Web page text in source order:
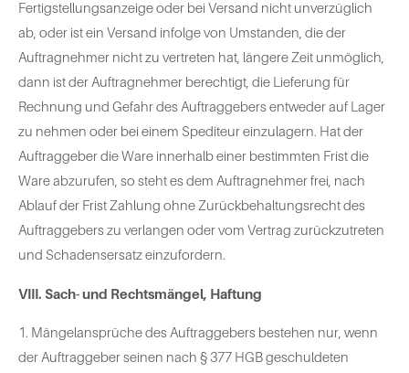
Fertigstellungsanzeige oder bei Versand nicht unverzüglich
ab, oder ist ein Versand infolge von Umstanden, die der
Auftragnehmer nicht zu vertreten hat, längere Zeit unmöglich,
dann ist der Auftragnehmer berechtigt, die Lieferung für
Rechnung und Gefahr des Auftraggebers entweder auf Lager
zu nehmen oder bei einem Spediteur einzulagern. Hat der
Auftraggeber die Ware innerhalb einer bestimmten Frist die
Ware abzurufen, so steht es dem Auftragnehmer frei, nach
Ablauf der Frist Zahlung ohne Zurückbehaltungsrecht des
Auftraggebers zu verlangen oder vom Vertrag zurückzutreten
und Schadensersatz einzufordern.
VIII. Sach- und Rechtsmängel, Haftung
1. Mängelansprüche des Auftraggebers bestehen nur, wenn
der Auftraggeber seinen nach § 377 HGB geschuldeten